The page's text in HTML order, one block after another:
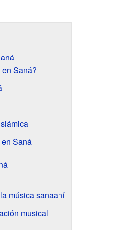
Saná?
Saná
música sanaaní
musical